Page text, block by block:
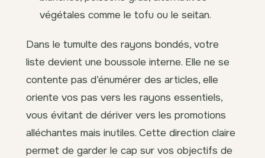
végétales comme le tofu ou le seitan.
Dans le tumulte des rayons bondés, votre
liste devient une boussole interne. Elle ne se
contente pas d’énumérer des articles, elle
oriente vos pas vers les rayons essentiels,
vous évitant de dériver vers les promotions
alléchantes mais inutiles. Cette direction claire
permet de garder le cap sur vos objectifs de